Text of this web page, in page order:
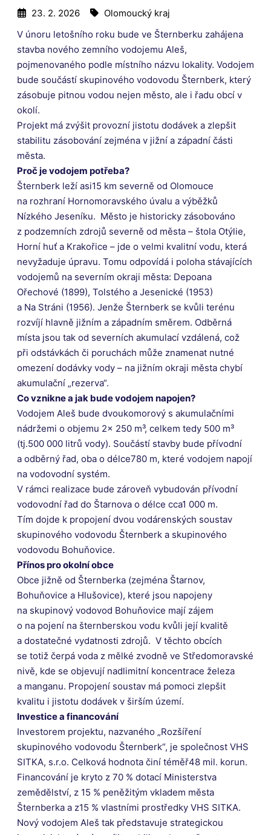
23. 2. 2026
Olomoucký kraj
V únoru letošního roku bude ve Šternberku zahájena
stavba nového zemního vodojemu Aleš,
pojmenovaného podle místního názvu lokality. Vodojem
bude součástí skupinového vodovodu Šternberk, který
zásobuje pitnou vodou nejen město, ale i řadu obcí v
okolí.
Projekt má zvýšit provozní jistotu dodávek a zlepšit
stabilitu zásobování zejména v jižní a západní části
města.
Proč je vodojem potřeba?
Šternberk leží asi15 km severně od Olomouce
na rozhraní Hornomoravského úvalu a výběžků
Nízkého Jeseníku. Město je historicky zásobováno
z podzemních zdrojů severně od města – štola Otýlie,
Horní huť a Krakořice – jde o velmi kvalitní vodu, která
nevyžaduje úpravu. Tomu odpovídá i poloha stávajících
vodojemů na severním okraji města: Depoana
Ořechové (1899), Tolstého a Jesenické (1953)
a Na Stráni (1956). Jenže Šternberk se kvůli terénu
rozvíjí hlavně jižním a západním směrem. Odběrná
místa jsou tak od severních akumulací vzdálená, což
při odstávkách či poruchách může znamenat nutné
omezení dodávky vody – na jižním okraji města chybí
akumulační „rezerva“.
Co vznikne a jak bude vodojem napojen?
Vodojem Aleš bude dvoukomorový s akumulačními
nádržemi o objemu 2× 250 m³, celkem tedy 500 m³
(tj.500 000 litrů vody). Součástí stavby bude přívodní
a odběrný řad, oba o délce780 m, které vodojem napojí
na vodovodní systém.
V rámci realizace bude zároveň vybudován přívodní
vodovodní řad do Štarnova o délce cca1 000 m.
Tím dojde k propojení dvou vodárenských soustav
skupinového vodovodu Šternberk a skupinového
vodovodu Bohuňovice.
Přínos pro okolní obce
Obce jižně od Šternberka (zejména Štarnov,
Bohuňovice a Hlušovice), které jsou napojeny
na skupinový vodovod Bohuňovice mají zájem
o na pojení na šternberskou vodu kvůli její kvalitě
a dostatečné vydatnosti zdrojů. V těchto obcích
se totiž čerpá voda z mělké zvodně ve Středomoravské
nivě, kde se objevují nadlimitní koncentrace železa
a manganu. Propojení soustav má pomoci zlepšit
kvalitu i jistotu dodávek v širším území.
Investice a financování
Investorem projektu, nazvaného „Rozšíření
skupinového vodovodu Šternberk“, je společnost VHS
SITKA, s.r.o. Celková hodnota činí téměř48 mil. korun.
Financování je kryto z 70 % dotací Ministerstva
zemědělství, z 15 % peněžitým vkladem města
Šternberka a z15 % vlastními prostředky VHS SITKA.
Nový vodojem Aleš tak představuje strategickou